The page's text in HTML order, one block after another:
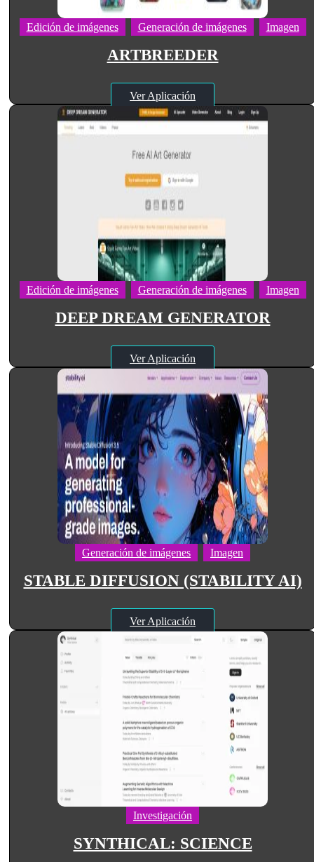
Edición de imágenes Generación de imágenes Imagen
ARTBREEDER
Ver Aplicación
Edición de imágenes Generación de imágenes Imagen
DEEP DREAM GENERATOR
Ver Aplicación
Generación de imágenes Imagen
STABLE DIFFUSION (STABILITY AI)
Ver Aplicación
Investigación
SYNTHICAL: SCIENCE